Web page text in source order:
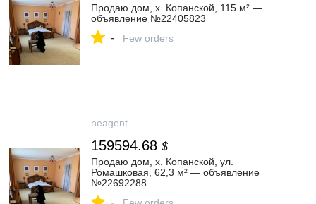
Продаю дом, х. Копанской, 115 м² —
объявление №22405823
- Few orders
neagent
159594.68 $
Продаю дом, х. Копанской, ул.
Ромашковая, 62,3 м² — объявление
№22692288